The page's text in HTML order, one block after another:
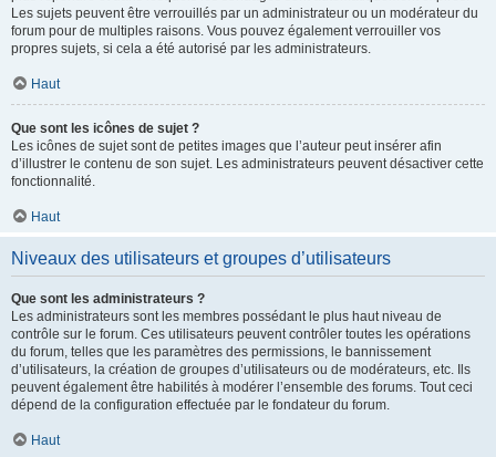
Les sujets peuvent être verrouillés par un administrateur ou un modérateur du
forum pour de multiples raisons. Vous pouvez également verrouiller vos
propres sujets, si cela a été autorisé par les administrateurs.
Haut
Que sont les icônes de sujet ?
Les icônes de sujet sont de petites images que l’auteur peut insérer afin
d’illustrer le contenu de son sujet. Les administrateurs peuvent désactiver cette
fonctionnalité.
Haut
Niveaux des utilisateurs et groupes d’utilisateurs
Que sont les administrateurs ?
Les administrateurs sont les membres possédant le plus haut niveau de
contrôle sur le forum. Ces utilisateurs peuvent contrôler toutes les opérations
du forum, telles que les paramètres des permissions, le bannissement
d’utilisateurs, la création de groupes d’utilisateurs ou de modérateurs, etc. Ils
peuvent également être habilités à modérer l’ensemble des forums. Tout ceci
dépend de la configuration effectuée par le fondateur du forum.
Haut